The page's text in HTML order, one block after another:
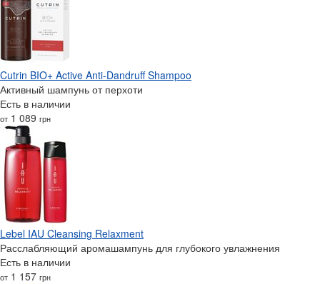
Cutrin BIO+ Active Anti-Dandruff Shampoo
Активный шампунь от перхоти
Есть в наличии
от 1 089 грн
Lebel IAU Cleansing Relaxment
Расслабляющий аромашампунь для глубокого увлажнения
Есть в наличии
от 1 157 грн